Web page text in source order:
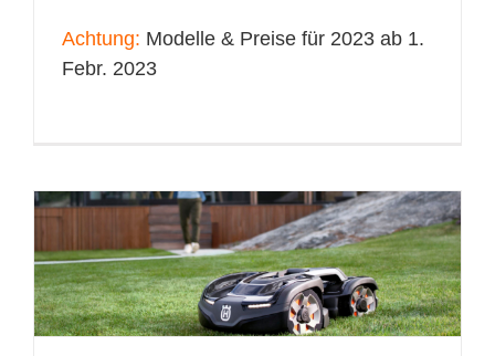
Achtung: Modelle & Preise für 2023 ab 1.
Febr. 2023